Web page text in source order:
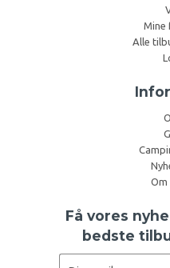
Mine
Alle
Om
Få vores
bedste